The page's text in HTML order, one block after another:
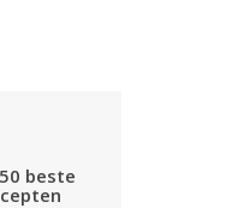
beste